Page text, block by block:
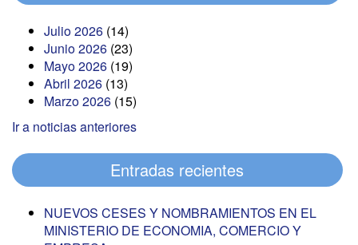
Julio 2026 (14)
Junio 2026 (23)
Mayo 2026 (19)
Abril 2026 (13)
Marzo 2026 (15)
Ir a noticias anteriores
Entradas recientes
NUEVOS CESES Y NOMBRAMIENTOS EN EL
MINISTERIO DE ECONOMIA, COMERCIO Y